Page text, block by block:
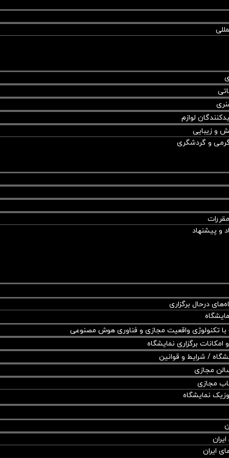
لوازم
و زیبایی
و گردشگری
و پیشنهاد
درحال برگزاری
با تکنولوژی واقعیت مجازی و فناوری هوش مصنوعی
امکانات برگزاری نمایشگاه
/ شرایط و قوانین
مجازی
مجازی
نمایشگاه
ایران